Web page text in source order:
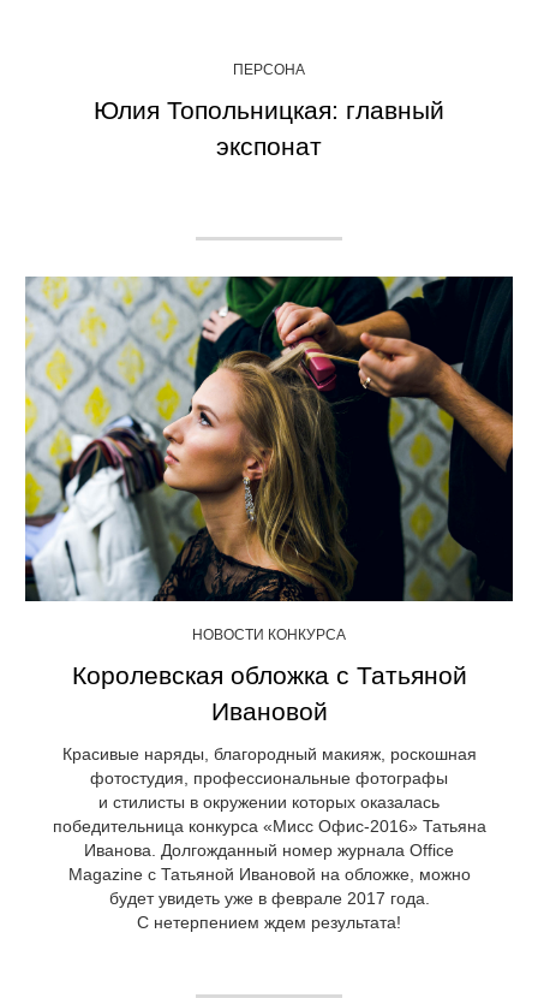
ПЕРСОНА
Юлия Топольницкая: главный
экспонат
НОВОСТИ КОНКУРСА
Королевская обложка с Татьяной
Ивановой
Красивые наряды, благородный макияж, роскошная
фотостудия, профессиональные фотографы
и стилисты в окружении которых оказалась
победительница конкурса «Мисс Офис-2016» Татьяна
Иванова. Долгожданный номер журнала Office
Magazine с Татьяной Ивановой на обложке, можно
будет увидеть уже в феврале 2017 года.
С нетерпением ждем результата!